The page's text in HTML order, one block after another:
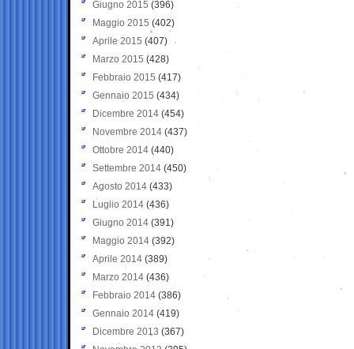
Giugno 2015 (396)
Maggio 2015 (402)
Aprile 2015 (407)
Marzo 2015 (428)
Febbraio 2015 (417)
Gennaio 2015 (434)
Dicembre 2014 (454)
Novembre 2014 (437)
Ottobre 2014 (440)
Settembre 2014 (450)
Agosto 2014 (433)
Luglio 2014 (436)
Giugno 2014 (391)
Maggio 2014 (392)
Aprile 2014 (389)
Marzo 2014 (436)
Febbraio 2014 (386)
Gennaio 2014 (419)
Dicembre 2013 (367)